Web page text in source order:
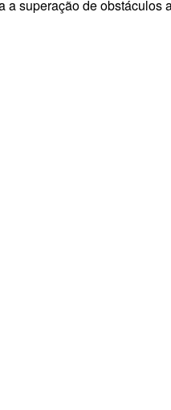
superação de obstáculos